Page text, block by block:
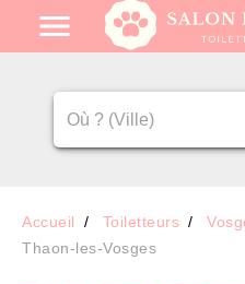
Accueil Toiletteurs
Thaon-les-Vosges